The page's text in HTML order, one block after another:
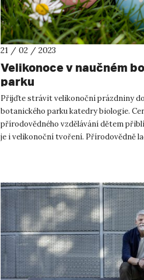
21 / 02 / 2023
Velikonoce v naučném
parku
Přijďte strávit velikonoční prázdniny
botanického parku katedry biologie.
přírodovědného vzdělávání dětem
je i velikonoční tvoření. Přírodovědně